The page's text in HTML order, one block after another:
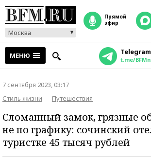
Москва
прямой
эфир
МЕНЮ Telegram
t.me/
7 сентября 2023, 03:17
Стиль жизни
Путешествия
Сломанный замок, грязные
не по графику: сочинский
туристке 45 тысяч рублей